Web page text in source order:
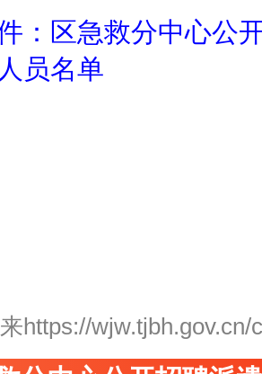
：区急救分中心公
员名单
wjw.tjbh.gov.cn/